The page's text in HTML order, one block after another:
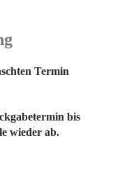
Termin
bis
wieder ab.